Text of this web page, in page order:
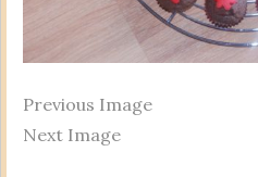
Previous Image
Next Image